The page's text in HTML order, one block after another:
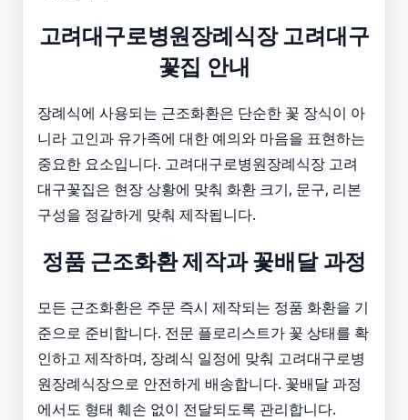
고려대구로병원장례식장 고려대구
꽃집 안내
장례식에 사용되는 근조화환은 단순한 꽃 장식이 아
니라 고인과 유가족에 대한 예의와 마음을 표현하는
중요한 요소입니다. 고려대구로병원장례식장 고려
대구꽃집은 현장 상황에 맞춰 화환 크기, 문구, 리본
구성을 정갈하게 맞춰 제작됩니다.
정품 근조화환 제작과 꽃배달 과정
모든 근조화환은 주문 즉시 제작되는 정품 화환을 기
준으로 준비합니다. 전문 플로리스트가 꽃 상태를 확
인하고 제작하며, 장례식 일정에 맞춰 고려대구로병
원장례식장으로 안전하게 배송합니다. 꽃배달 과정
에서도 형태 훼손 없이 전달되도록 관리합니다.